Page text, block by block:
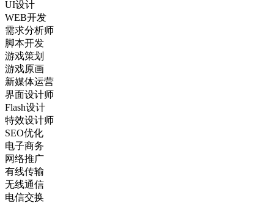
UI设计
WEB开发
需求分析师
脚本开发
游戏策划
游戏原画
新媒体运营
界面设计师
Flash设计
特效设计师
SEO优化
电子商务
网络推广
有线传输
无线通信
电信交换